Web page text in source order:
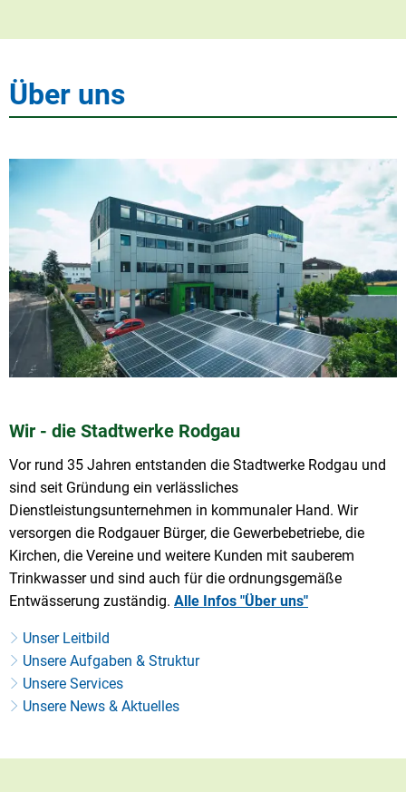
Über uns
Wir - die Stadtwerke Rodgau
Vor rund 35 Jahren entstanden die Stadtwerke Rodgau und
sind seit Gründung ein verlässliches
Dienstleistungsunternehmen in kommunaler Hand. Wir
versorgen die Rodgauer Bürger, die Gewerbebetriebe, die
Kirchen, die Vereine und weitere Kunden mit sauberem
Trinkwasser und sind auch für die ordnungsgemäße
Entwässerung zuständig. Alle Infos "Über uns"
Unser Leitbild
Unsere Aufgaben & Struktur
Unsere Services
Unsere News & Aktuelles